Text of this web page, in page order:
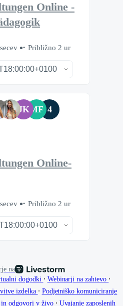
Online -
Približno 2 ur
JK MF 4
Online-
Približno 2 ur
na
dogodki ∙ Webinarji na zahtevo ∙
izdelka ∙ Podjetniško komuniciranje
in odgovori v živo ∙ Uvajanje zaposlenih